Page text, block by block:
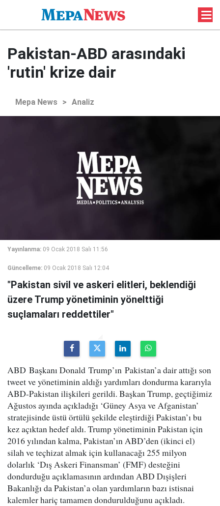
Pakistan-ABD arasındaki
'rutin' krize dair
Mepa News > Analiz
Yayınlanma: 09 Ocak 2018 Salı 11:56
Güncelleme: 09 Ocak 2018 Salı 12:04
"Pakistan sivil ve askeri elitleri, beklendiği
üzere Trump yönetiminin yönelttiği
suçlamaları reddettiler"
ABD Başkanı Donald Trump’ın Pakistan’a dair attığı son
tweet ve yönetiminin aldığı yardımları dondurma kararıyla
ABD-Pakistan ilişkileri gerildi. Başkan Trump, geçtiğimiz
Ağustos ayında açıkladığı ‘Güney Asya ve Afganistan’
stratejisinde üstü örtülü şekilde eleştirdiği Pakistan’ı bu
kez açıktan hedef aldı. Trump yönetiminin Pakistan için
2016 yılından kalma, Pakistan’ın ABD’den (ikinci el)
silah ve teçhizat almak için kullanacağı 255 milyon
dolarlık ‘Dış Askeri Finansman’ (FMF) desteğini
dondurduğu açıklamasının ardından ABD Dışişleri
Bakanlığı da Pakistan’a olan yardımların bazı istisnai
kalemler hariç tamamen dondurulduğunu açıkladı.